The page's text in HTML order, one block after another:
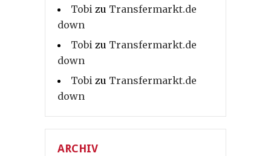
Tobi zu Transfermarkt.de
down
Tobi zu Transfermarkt.de
down
Tobi zu Transfermarkt.de
down
ARCHIV